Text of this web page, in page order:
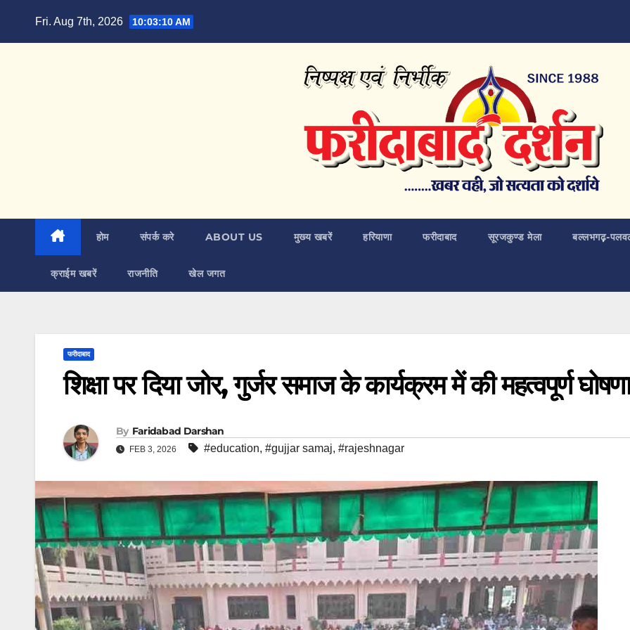
Fri. Aug 7th, 2026 10:03:11 AM
होम संपर्क करे ABOUT US मुख्य खबरें हरियाणा फरीदाबाद सूरजकुण्ड मेला बल्लभगढ़़-
क्राईम खबरें राजनीति खेल जगत
फरीदाबाद
शिक्षा पर दिया जोर, गुर्जर समाज के कार्यक्रम में की महत्वपूर्ण
By Faridabad Darshan
FEB 3, 2026 #education, #gujjar samaj, #rajeshnagar